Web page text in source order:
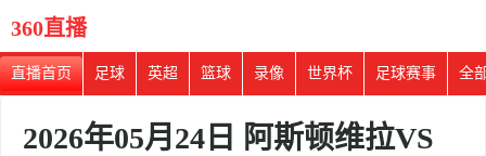
360直播
直播首页 足球 英超 篮球 录像 世界杯 足球赛事 全
2026年05月24日 阿斯顿维拉VS